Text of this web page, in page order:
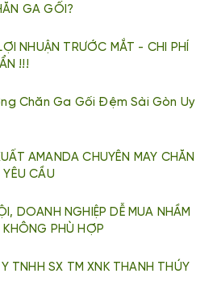
GA GỐI?
NHUẬN TRƯỚC MẮT - CHI PHÍ
!!!
Chăn Ga Gối Đệm Sài Gòn Uy
AMANDA CHUYÊN MAY CHĂN
CẦU
DOANH NGHIỆP DỄ MUA NHẦM
PHÙ HỢP
TNHH SX TM XNK THANH THÚY